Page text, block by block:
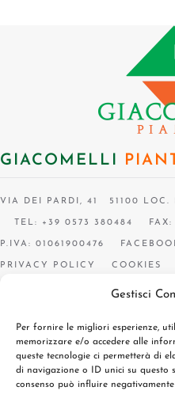
Gestisci
Per fornire le migliori esperienze,
memorizzare e/o accedere alle
queste tecnologie ci permetterà di
di navigazione o ID unici su questo
consenso può influire
GIACOMELLI
VIA DEI PARDI, 41 51100 LOC.
TEL: +39 0573 380484
P.IVA: 01061900476
PRIVACY POLICY COOKIES